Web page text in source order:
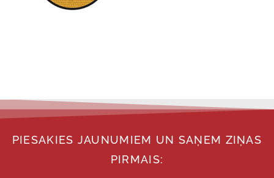
PIESAKIES JAUNUMIEM UN SAŅEM ZIŅAS
PIRMAIS: